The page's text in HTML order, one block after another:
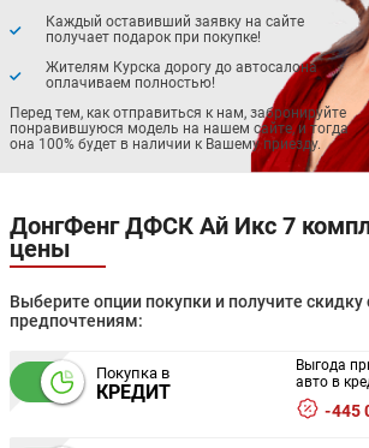
Каждый оставивший заявку на сайте
получает подарок при покупке!
Жителям Курска дорогу до автосалона
оплачиваем полностью!
Перед тем, как отправиться к нам, забронируйте
понравившуюся модель на нашем сайте, и тогда
она 100% будет в наличии к Вашему приезду.
ДонгФенг ДФСК Ай Икс 7
цены
Выберите опции покупки и получите скидку
предпочтениям:
Покупка в
КРЕДИТ
Выгода
авто в
445